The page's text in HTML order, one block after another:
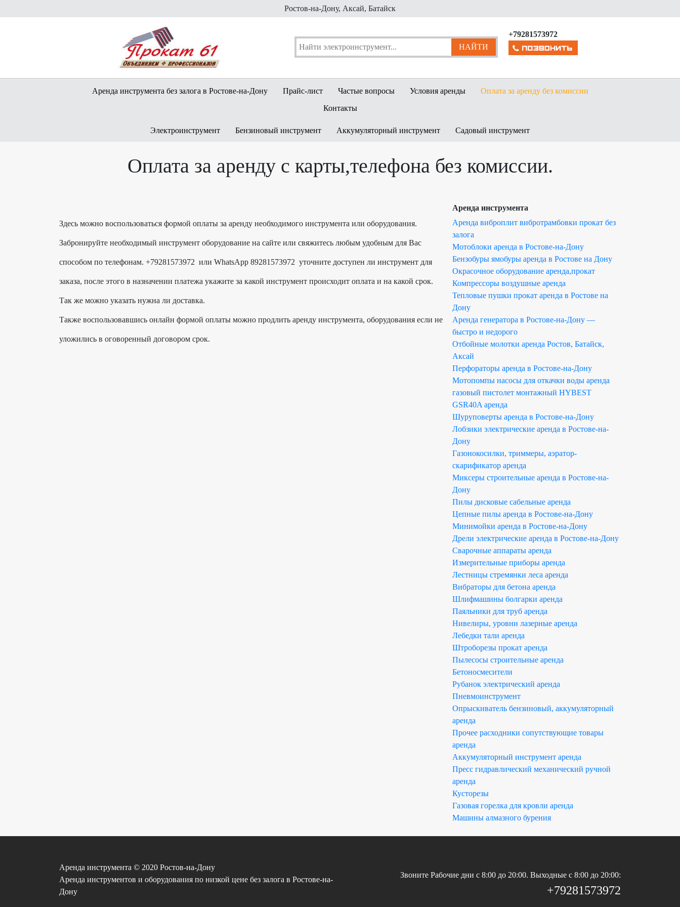
Ростов-на-Дону, Аксай, Батайск
+79281573972
Аренда инструмента без залога в Ростове-на-Дону Прайс-лист Частые вопросы Условия аренды
Оплата за аренду без комиссии
Контакты
Электроинструмент Бензиновый инструмент Аккумуляторный инструмент Садовый инструмент
Оплата за аренду с карты,телефона без комиссии.
Здесь можно воспользоваться формой оплаты за аренду необходимого инструмента или оборудования.
Забронируйте необходимый инструмент оборудование на сайте или свяжитесь любым удобным для Вас
способом по телефонам. +79281573972 или WhatsApp 89281573972 уточните доступен ли инструмент для
заказа, после этого в назначении платежа укажите за какой инструмент происходит оплата и на какой срок.
Так же можно указать нужна ли доставка.
Также воспользовавшись онлайн формой оплаты можно продлить аренду инструмента, оборудования если не
уложились в оговоренный договором срок.
Аренда инструмента
Аренда виброплит вибротрамбовки прокат без
залога
Мотоблоки аренда в Ростове-на-Дону
Бензобуры ямобуры аренда в Ростове на Дону
Окрасочное оборудование аренда,прокат
Компрессоры воздушные аренда
Тепловые пушки прокат аренда в Ростове на
Дону
Аренда генератора в Ростове-на-Дону —
быстро и недорого
Отбойные молотки аренда Ростов, Батайск,
Аксай
Перфораторы аренда в Ростове-на-Дону
Мотопомпы насосы для откачки воды аренда
газовый пистолет монтажный HYBEST
GSR40A аренда
Шуруповерты аренда в Ростове-на-Дону
Лобзики электрические аренда в Ростове-на-
Дону
Газонокосилки, триммеры, аэратор-
скарификатор аренда
Миксеры строительные аренда в Ростове-на-
Дону
Пилы дисковые сабельные аренда
Цепные пилы аренда в Ростове-на-Дону
Минимойки аренда в Ростове-на-Дону
Дрели электрические аренда в Ростове-на-Дону
Сварочные аппараты аренда
Измерительные приборы аренда
Лестницы стремянки леса аренда
Вибраторы для бетона аренда
Шлифмашины болгарки аренда
Паяльники для труб аренда
Нивелиры, уровни лазерные аренда
Лебедки тали аренда
Штроборезы прокат аренда
Пылесосы строительные аренда
Бетоносмесители
Рубанок электрический аренда
Пневмоинструмент
Опрыскиватель бензиновый, аккумуляторный
аренда
Прочее расходники сопутствующие товары
аренда
Аккумуляторный инструмент аренда
Пресс гидравлический механический ручной
аренда
Кусторезы
Газовая горелка для кровли аренда
Машины алмазного бурения
Аренда инструмента © 2020 Ростов-на-Дону
Аренда инструментов и оборудования по низкой цене без залога в Ростове-на-
Дону
Звоните Рабочие дни c 8:00 до 20:00. Выходные c 8:00 до 20:00:
+79281573972